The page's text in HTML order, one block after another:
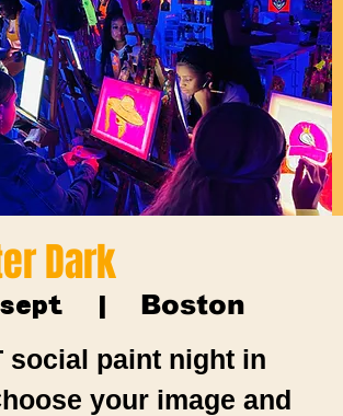
Dark
  |
Boston
social paint night in
your image and